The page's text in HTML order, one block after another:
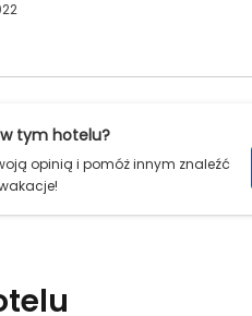
tym hotelu?
opinią i pomóż innym znaleźć